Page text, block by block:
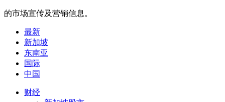
的市场宣传及营销信息。
最新
新加坡
东南亚
国际
中国
财经